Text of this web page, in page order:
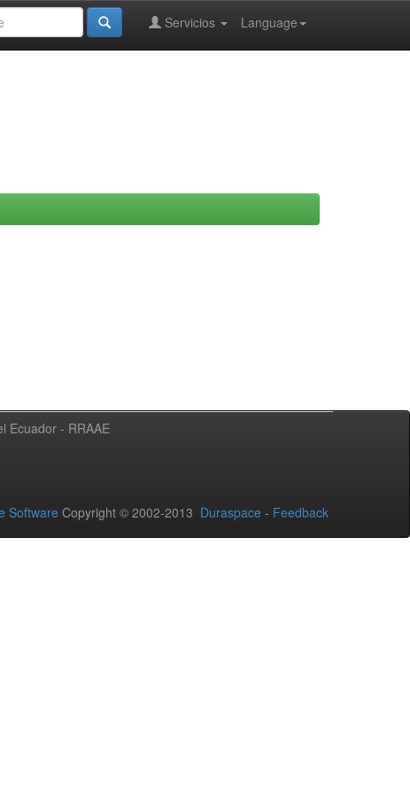
Language
Servicios
Ecuador - RRAAE
Software Copyright © 2002-2013 Duraspace - Feedback